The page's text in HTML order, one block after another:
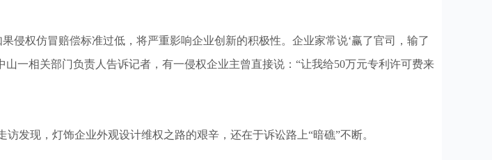
侵权仿冒赔偿标准过低，将严重影响企业创新的积极性。企业家常说‘赢了官司，输了
山一相关部门负责人告诉记者，有一侵权企业主曾直接说：“让我给50万元专利许可费来
发现，灯饰企业外观设计维权之路的艰辛，还在于诉讼路上“暗礁”不断。